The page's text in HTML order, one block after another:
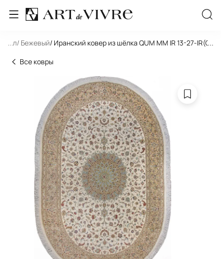
... / Бежевый/ Иранский ковер из шёлка QUM MM IR 13-27-
...
Все ковры